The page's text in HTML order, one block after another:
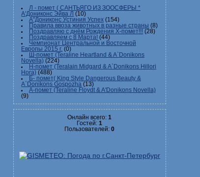
Л - помет ( САНТЬЯГО ИЗ ЗООСФЕРЫ *
А'Дониконс Эйва Л (10)
А"Дониконс Устиния Успех (154)
Правила ввоза животных в разные страны (8)
Поздравляю с днём Рождения Х-помет!!! (28)
Поздравляем с 8 Марта! (44)
Чемпионат Центральной и Восточной
Европы 2015 г. (0)
Ш-помет (Teraline Heartland & A`Donikons
Novella) (224)
Н-помет (Teralain Midgard & A`Donikons Hillori
Hora) (488)
Б- помет( King Style Dangerous Beauty &
A`Donikons Gospozha (13)
А-помет (Teraline Floydt & A'Donikons Novella)
(9)
Онлайн всего:1
Гостей:1
Пользователей:0